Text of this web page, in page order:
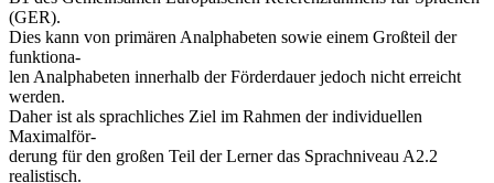
(GER).
Dies kann von primären Analphabeten sowie einem Großteil der
funktiona-
len Analphabeten innerhalb der Förderdauer jedoch nicht erreicht
werden.
Daher ist als sprachliches Ziel im Rahmen der individuellen
Maximalför-
derung für den großen Teil der Lerner das Sprachniveau A2.2
realistisch.